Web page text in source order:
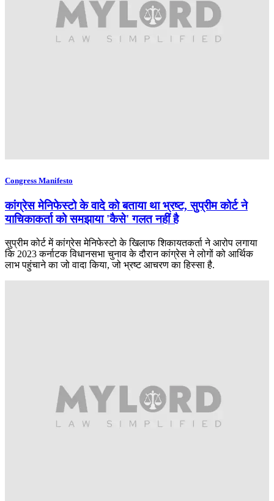
Congress Manifesto
कांग्रेस मेनिफेस्टो के वादे को बताया था भ्रष्ट, सुप्रीम कोर्ट ने
याचिकाकर्ता को समझाया 'कैसे' गलत नहीं है
सुप्रीम कोर्ट में कांग्रेस मेनिफेस्टो के खिलाफ शिकायतकर्ता ने आरोप लगाया
कि 2023 कर्नाटक विधानसभा चुनाव के दौरान कांग्रेस ने लोगों को आर्थिक
लाभ पहुंचाने का जो वादा किया, जो भ्रष्ट आचरण का हिस्सा है.